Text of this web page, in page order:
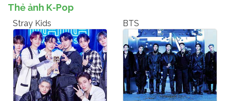
Thẻ ảnh K-Pop
Stray Kids BTS